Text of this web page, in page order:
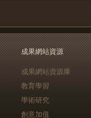
成果網站資源
成果網站資源庫
教育學習
學術研究
創意加值